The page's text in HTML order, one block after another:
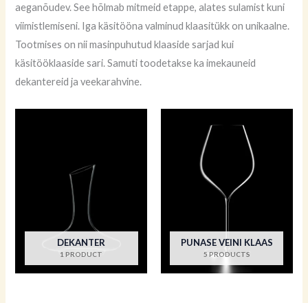
aeganõudev. See hõlmab mitmeid etappe, alates sulamist kuni
viimistlemiseni. Iga käsitööna valminud klaasitükk on unikaalne.
Tootmises on nii masinpuhutud klaaside sarjad kui
käsitööklaaside sari. Samuti toodetakse ka imekauneid
dekantereid ja veekarahvine.
DEKANTER
1 PRODUCT
PUNASE VEINI KLAAS
5 PRODUCTS